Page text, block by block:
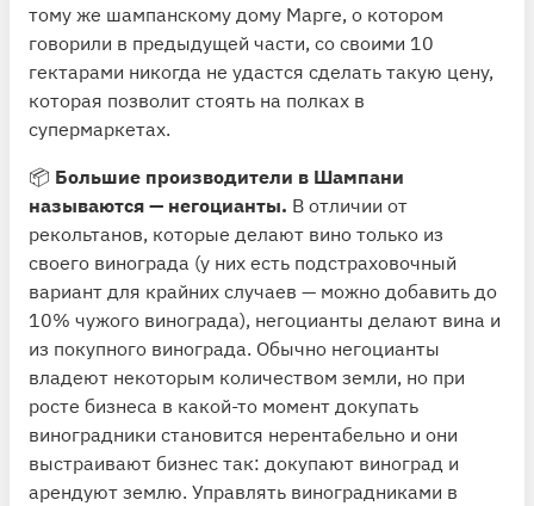
тому же шампанскому дому Марге, о котором
говорили в предыдущей части, со своими 10
гектарами никогда не удастся сделать такую цену,
которая позволит стоять на полках в
супермаркетах.
📦 Большие производители в Шампани
называются — негоцианты. В отличии от
рекольтанов, которые делают вино только из
своего винограда (у них есть подстраховочный
вариант для крайних случаев — можно добавить до
10% чужого винограда), негоцианты делают вина и
из покупного винограда. Обычно негоцианты
владеют некоторым количеством земли, но при
росте бизнеса в какой-то момент докупать
виноградники становится нерентабельно и они
выстраивают бизнес так: докупают виноград и
арендуют землю. Управлять виноградниками в